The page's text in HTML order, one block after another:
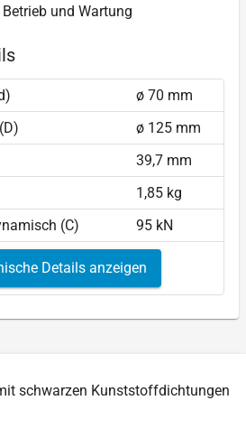
und Wartung
ø 70 mm
ø 125 mm
39,7 mm
1,85 kg
(C)
95 kN
Details anzeigen